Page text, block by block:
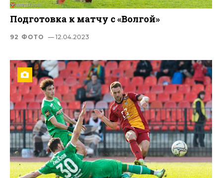
Подготовка к матчу с «Волгой»
92 ФОТО — 12.04.2023